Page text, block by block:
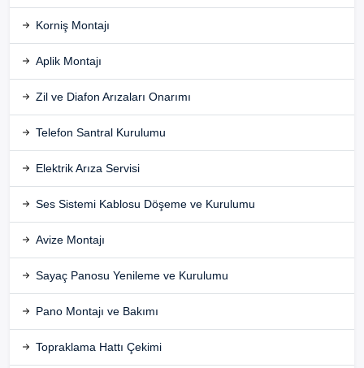
Korniş Montajı
Aplik Montajı
Zil ve Diafon Arızaları Onarımı
Telefon Santral Kurulumu
Elektrik Arıza Servisi
Ses Sistemi Kablosu Döşeme ve Kurulumu
Avize Montajı
Sayaç Panosu Yenileme ve Kurulumu
Pano Montajı ve Bakımı
Topraklama Hattı Çekimi